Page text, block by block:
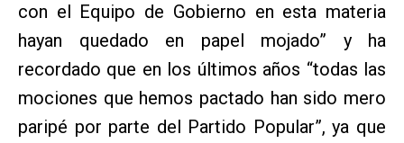
con el Equipo de Gobierno en esta materia
hayan quedado en papel mojado” y ha
recordado que en los últimos años “todas las
mociones que hemos pactado han sido mero
paripé por parte del Partido Popular”, ya que